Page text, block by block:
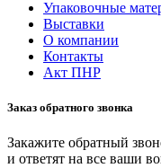
Упаковочные
Выставки
О компании
Контакты
Акт ПНР
Заказ обратного звонка
Закажите обратный
и ответят на все ваши